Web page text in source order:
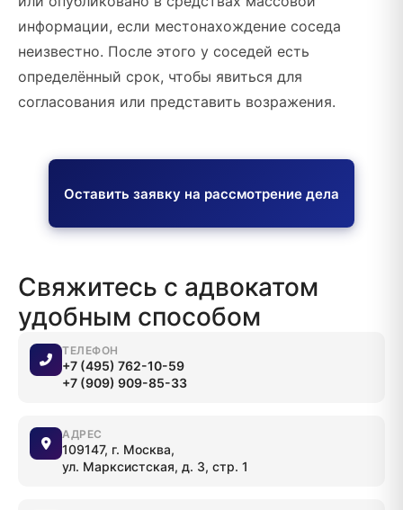
информации, если местонахождение соседа
неизвестно. После этого у соседей есть
определённый срок, чтобы явиться для
согласования или представить возражения.
Оставить заявку на рассмотрение дела
Свяжитесь с адвокатом
удобным способом
ТЕЛЕФОН
+7 (495) 762-10-59
+7 (909) 909-85-33
АДРЕС
109147, г. Москва,
ул. Марксистская, д. 3, стр. 1